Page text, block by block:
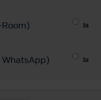
Ja
WhatsApp) Ja